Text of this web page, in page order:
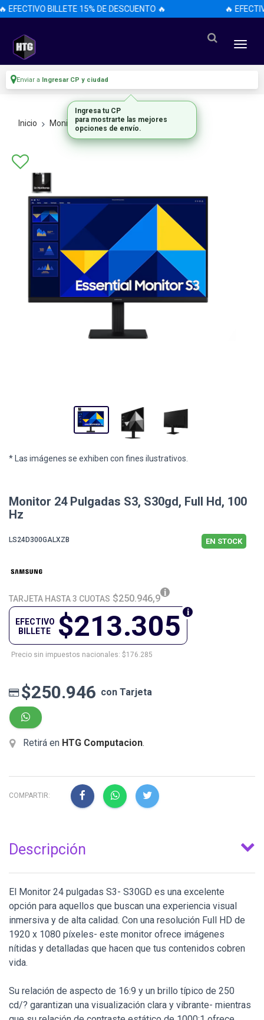
EFECTIVO BILLETE 15% DE DESCUENTO 🔥 🔥
Enviar a Ingresar CP y ciudad
Inicio Monitores Todos Los Monitores
* Las imágenes se exhiben con fines ilustrativos.
Monitor 24 Pulgadas S3, S30gd, Full Hd, 100
Hz
LS24D300GALXZB EN STOCK
TARJETA HASTA 3 CUOTAS $250.946,9
$213.305
EFECTIVO
BILLETE
Precio sin impuestos nacionales: $176.285
$250.946 con Tarjeta
Retirá en HTG Computacion.
COMPARTIR:
Descripción
El Monitor 24 pulgadas S3- S30GD es una excelente
opción para aquellos que buscan una experiencia visual
inmersiva y de alta calidad. Con una resolución Full HD de
1920 x 1080 píxeles- este monitor ofrece imágenes
nítidas y detalladas que hacen que tus contenidos cobren
vida.
Su relación de aspecto de 16:9 y un brillo típico de 250
cd/? garantizan una visualización clara y vibrante- mientras
Ingresa tu CP
para mostrarte las mejores
opciones de envío.